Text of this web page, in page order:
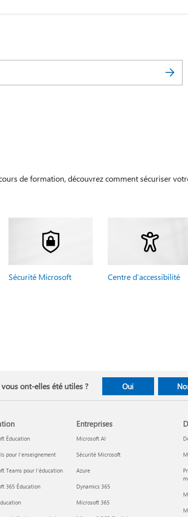
de formation, découvrez comment sécuriser
Sécurité Microsoft Centre d’accessibilité
ont-elles été utiles ? Oui
Éducation
pour l’enseignement
Teams pour l’éducation
365 Éducation
Entreprises
Microsoft AI
Sécurité Microsoft
Azure
Dynamics 365
Microsoft 365